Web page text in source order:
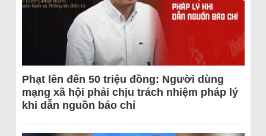
Phạt lên đến 50 triệu đồng: Người dùng
mạng xã hội phải chịu trách nhiệm pháp lý
khi dẫn nguồn báo chí